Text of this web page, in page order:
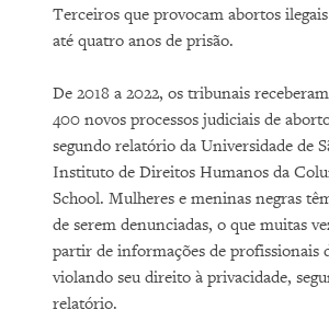
Terceiros que provocam abortos
até quatro anos de prisão.
De 2018 a 2022, os tribunais
400 novos processos judiciais de
segundo relatório da Universidade de
Instituto de Direitos Humanos da
School. Mulheres e meninas negras
de serem denunciadas, o que muitas
partir de informações de profissionais
violando seu direito à privacidade,
relatório.